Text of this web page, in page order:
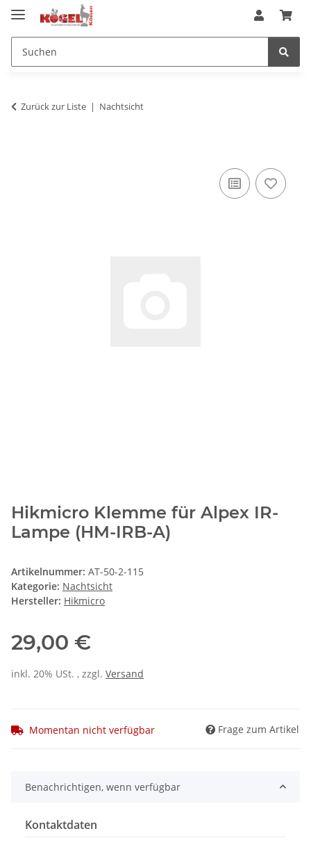
Zurück zur Liste Nachtsicht
Hikmicro Klemme für Alpex IR-
Lampe (HM-IRB-A)
Artikelnummer: AT-50-2-115
Kategorie: Nachtsicht
Hersteller: Hikmicro
29,00 €
inkl. 20% USt. , zzgl. Versand
Momentan nicht verfügbar Frage zum Artikel
Benachrichtigen, wenn verfügbar
Kontaktdaten